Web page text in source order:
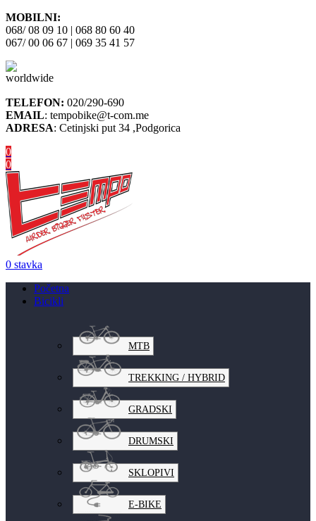
MOBILNI:
068/ 08 09 10 | 068 80 60 40
067/ 00 06 67 | 069 35 41 57
TELEFON: 020/290-690
EMAIL: tempobike@t-com.me
ADRESA: Cetinjski put 34 ,Podgorica
0
0
0 stavka
Početna
Bicikli
MTB
TREKKING / HYBRID
GRADSKI
DRUMSKI
SKLOPIVI
E-BIKE